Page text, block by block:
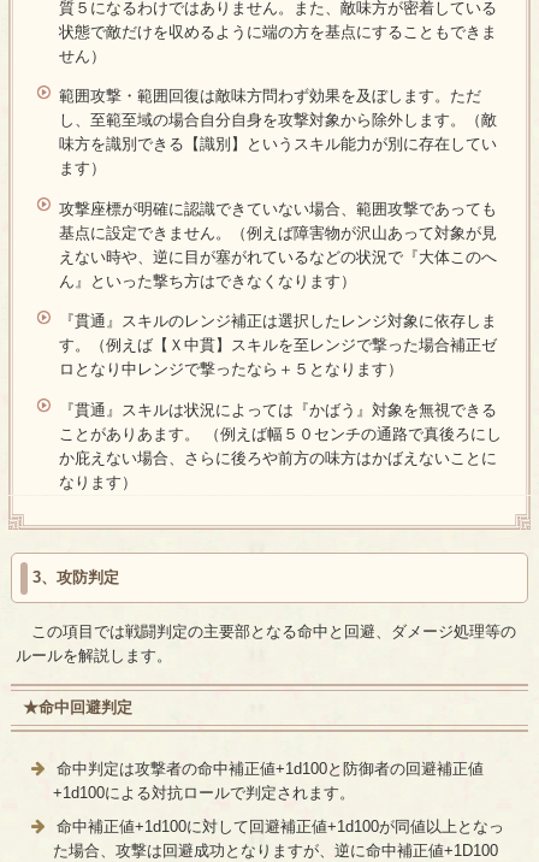
質５になるわけではありません。また、敵味方が密着している
状態で敵だけを収めるように端の方を基点にすることもできま
せん）
範囲攻撃・範囲回復は敵味方問わず効果を及ぼします。ただ
し、至範至域の場合自分自身を攻撃対象から除外します。（敵
味方を識別できる【識別】というスキル能力が別に存在してい
ます）
攻撃座標が明確に認識できていない場合、範囲攻撃であっても
基点に設定できません。（例えば障害物が沢山あって対象が見
えない時や、逆に目が塞がれているなどの状況で『大体このへ
ん』といった撃ち方はできなくなります）
『貫通』スキルのレンジ補正は選択したレンジ対象に依存しま
す。（例えば【Ｘ中貫】スキルを至レンジで撃った場合補正ゼ
ロとなり中レンジで撃ったなら＋５となります）
『貫通』スキルは状況によっては『かばう』対象を無視できる
ことがありあます。 （例えば幅５０センチの通路で真後ろにし
か庇えない場合、さらに後ろや前方の味方はかばえないことに
なります）
3、攻防判定
この項目では戦闘判定の主要部となる命中と回避、ダメージ処理等の
ルールを解説します。
★命中回避判定
命中判定は攻撃者の命中補正値+1d100と防御者の回避補正値
+1d100による対抗ロールで判定されます。
命中補正値+1d100に対して回避補正値+1d100が同値以上となっ
た場合、攻撃は回避成功となりますが、逆に命中補正値+1D100